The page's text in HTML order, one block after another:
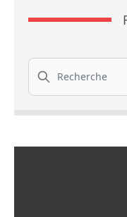
Recherche